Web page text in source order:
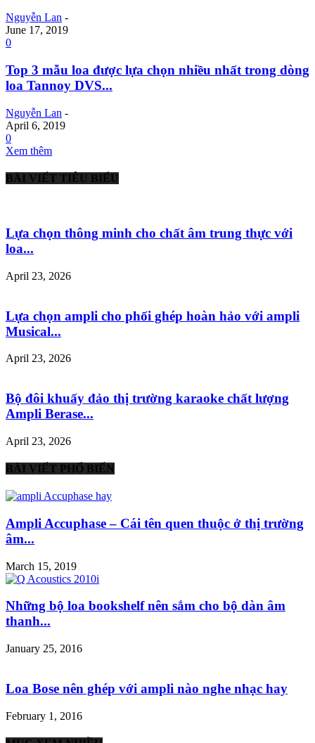
Nguyễn Lan -
June 17, 2019
0
Top 3 mẫu loa được lựa chọn nhiều nhất trong dòng
loa Tannoy DVS...
Nguyễn Lan -
April 6, 2019
0
Xem thêm
BÀI VIẾT TIÊU BIỂU
Lựa chọn thông minh cho chất âm trung thực với
loa...
April 23, 2026
Lựa chọn ampli cho phối ghép hoàn hảo với ampli
Musical...
April 23, 2026
Bộ đôi khuấy đảo thị trường karaoke chất lượng
Ampli Berase...
April 23, 2026
BÀI VIẾT PHỔ BIẾN
Ampli Accuphase – Cái tên quen thuộc ở thị trường
âm...
March 15, 2019
Những bộ loa bookshelf nên sắm cho bộ dàn âm
thanh...
January 25, 2016
Loa Bose nên ghép với ampli nào nghe nhạc hay
February 1, 2016